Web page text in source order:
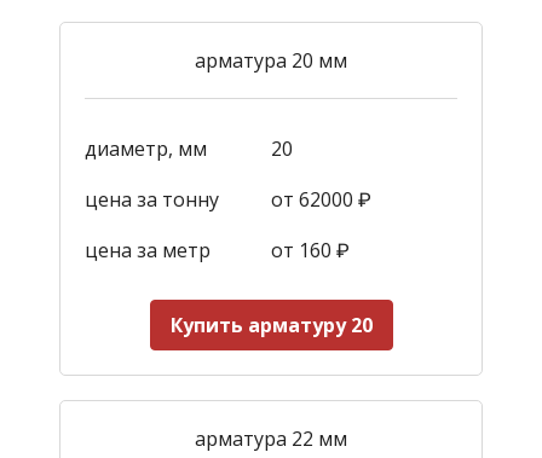
арматура 20 мм
диаметр, мм
20
цена за тонну
от 62000 ₽
цена за метр
от 160 ₽
Купить арматуру 20
арматура 22 мм